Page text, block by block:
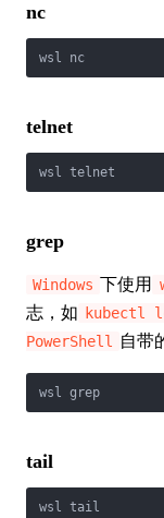
nc
wsl nc
telnet
wsl telnet
grep
Windows 下使用
志，如
kubectl
PowerShell
自带
wsl grep
tail
wsl tail